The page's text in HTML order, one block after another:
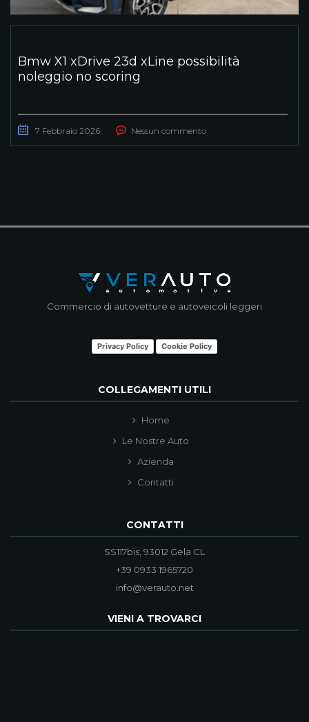
Bmw X1 xDrive 23d xLine possibilità
noleggio no scoring
7 Febbraio 2026 Nessun commento
Commercio di autovetture e autoveicoli leggeri
Privacy Policy Cookie Policy
COLLEGAMENTI UTILI
Home
Le Nostre Auto
Azienda
Contatti
CONTATTI
SS117bis, 93012 Gela CL
+39 0933 1965720
info@verauto.net
VIENI A TROVARCI